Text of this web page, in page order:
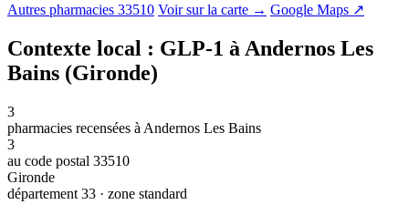
Autres pharmacies 33510 Voir sur la carte → Google Maps ↗
Contexte local : GLP-1 à Andernos Les
Bains (Gironde)
3
pharmacies recensées à Andernos Les Bains
3
au code postal 33510
Gironde
département 33 · zone standard